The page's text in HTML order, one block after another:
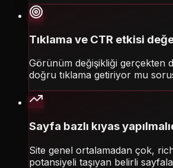
Tıklama ve CTR etkisi
Görünüm değişikliği gerçekten
doğru tıklama getiriyor mu
Sayfa bazlı kıyas
Site genel ortalamadan çok,
potansiyeli taşıyan belirli